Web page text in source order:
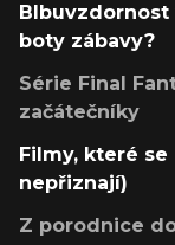
Blbuvzdornost
boty zábavy?
Série Final
začátečníky
Filmy, které
nepřiznají)
Z porodnice